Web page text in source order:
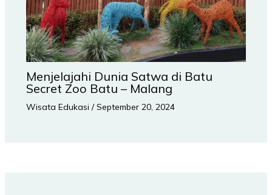
Menjelajahi Dunia Satwa di Batu
Secret Zoo Batu – Malang
Wisata Edukasi /September 20, 2024